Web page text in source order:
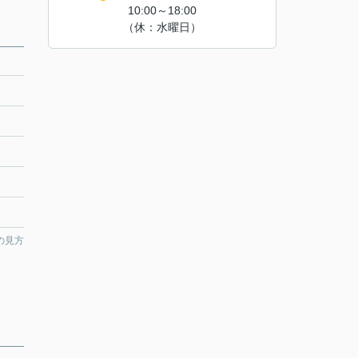
見方
10:00～18:00
（休：水曜日）